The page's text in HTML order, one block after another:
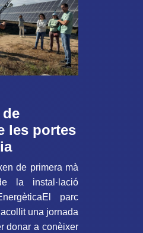
les portes
de primera mà
la instal·lació
parc
una jornada
donar a conèixer